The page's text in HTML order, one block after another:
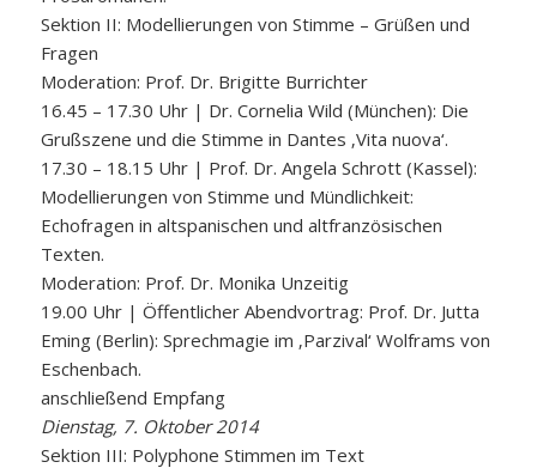
Sektion II: Modellierungen von Stimme – Grüßen und
Fragen
Moderation: Prof. Dr. Brigitte Burrichter
16.45 – 17.30 Uhr | Dr. Cornelia Wild (München): Die
Grußszene und die Stimme in Dantes ‚Vita nuova‘.
17.30 – 18.15 Uhr | Prof. Dr. Angela Schrott (Kassel):
Modellierungen von Stimme und Mündlichkeit:
Echofragen in altspanischen und altfranzösischen
Texten.
Moderation: Prof. Dr. Monika Unzeitig
19.00 Uhr | Öffentlicher Abendvortrag: Prof. Dr. Jutta
Eming (Berlin): Sprechmagie im ‚Parzival‘ Wolframs von
Eschenbach.
anschließend Empfang
Dienstag, 7. Oktober 2014
Sektion III: Polyphone Stimmen im Text